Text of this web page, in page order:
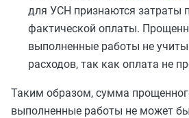
для УСН признаются затраты
фактической оплаты.
выполненные работы не
расходов, так как оплата не
Таким образом, сумма
выполненные работы не может